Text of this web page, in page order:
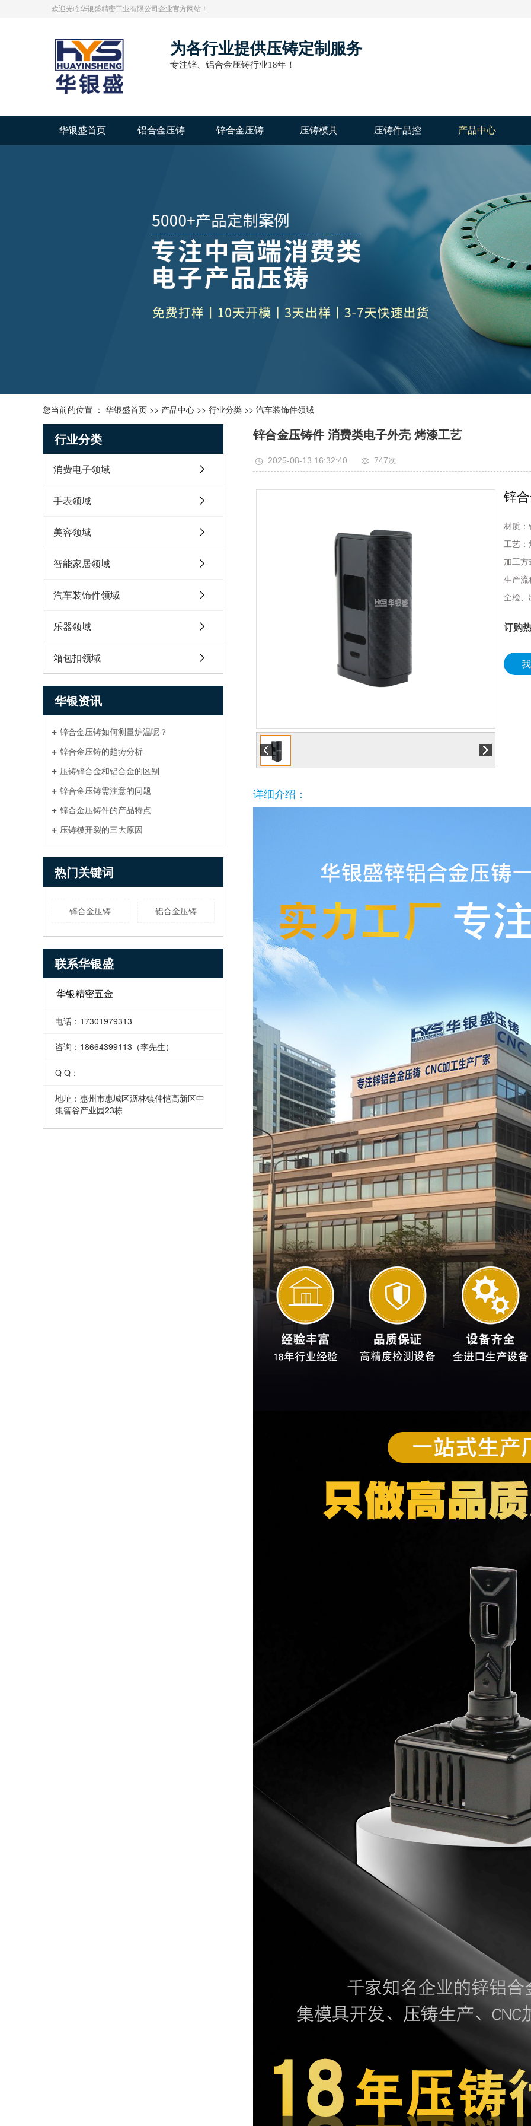
欢迎光临华银盛精密工业有限公司企业官方网站！
为各行业提供压铸定制服务
专注锌、铝合金压铸行业18年！
华银盛首页 铝合金压铸 锌合金压铸 压铸模具 压铸件品控 产品中心
您当前的位置 ： 华银盛首页 >> 产品中心 >> 行业分类 >> 汽车装饰件领域
行业分类
消费电子领域
手表领域
美容领域
智能家居领域
汽车装饰件领域
乐器领域
箱包扣领域
华银资讯
锌合金压铸如何测量炉温呢？
锌合金压铸的趋势分析
压铸锌合金和铝合金的区别
锌合金压铸需注意的问题
锌合金压铸件的产品特点
压铸模开裂的三大原因
热门关键词
锌合金压铸 铝合金压铸
联系华银盛
华银精密五金
电话：17301979313
咨询：18664399113（李先生）
Q Q：
地址：惠州市惠城区沥林镇仲恺高新区中
集智谷产业园23栋
锌合金压铸件 消费类电子外壳 烤漆工艺
2025-08-13 16:32:40 747次
锌
材质：
工艺：
加工方
生产流
全检、
订购
详细介绍：